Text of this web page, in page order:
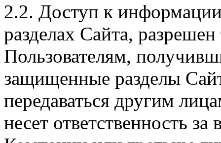
2.2. Доступ к
разделах Сайта,
Пользователям,
защищенные разделы
передаваться другим
несет ответственность